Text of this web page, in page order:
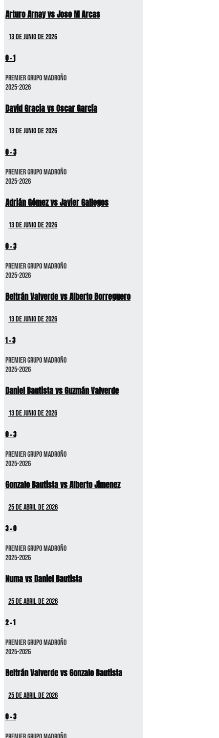
Arturo Arnay vs Jose M Arcas
13 de junio de 2026
0-1
Premier GRUPO MADROÑO
2025-2026
David Gracia vs Oscar García
13 de junio de 2026
0-3
Premier GRUPO MADROÑO
2025-2026
Adrián Gómez vs Javier Gallegos
13 de junio de 2026
0-3
Premier GRUPO MADROÑO
2025-2026
Beltrán Valverde vs Alberto Borreguero
13 de junio de 2026
1-3
Premier GRUPO MADROÑO
2025-2026
Daniel Bautista vs Guzmán Valverde
13 de junio de 2026
0-3
Premier GRUPO MADROÑO
2025-2026
Gonzalo Bautista vs Alberto Jimenez
25 de abril de 2026
3-0
Premier GRUPO MADROÑO
2025-2026
Numa vs Daniel Bautista
25 de abril de 2026
2-1
Premier GRUPO MADROÑO
2025-2026
Beltrán Valverde vs Gonzalo Bautista
25 de abril de 2026
0-3